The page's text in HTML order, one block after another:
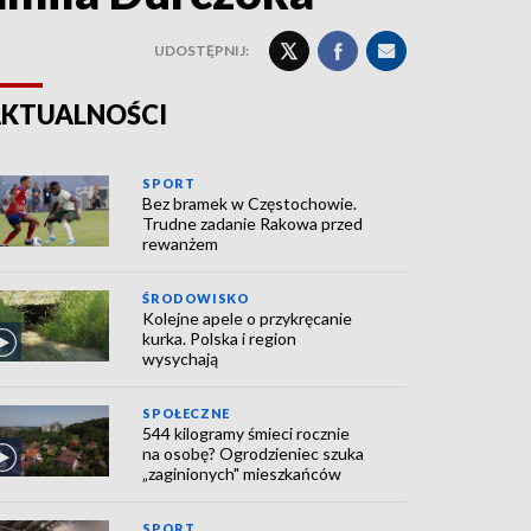
UDOSTĘPNIJ:
SPORT
Bez bramek w Częstochowie.
Trudne zadanie Rakowa przed
rewanżem
ŚRODOWISKO
Kolejne apele o przykręcanie
kurka. Polska i region
wysychają
SPOŁECZNE
544 kilogramy śmieci rocznie
na osobę? Ogrodzieniec szuka
„zaginionych" mieszkańców